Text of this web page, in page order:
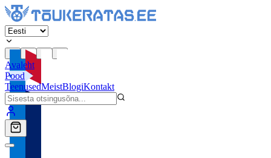
Avaleht
Pood
TeenusedMeistBlogiKontakt